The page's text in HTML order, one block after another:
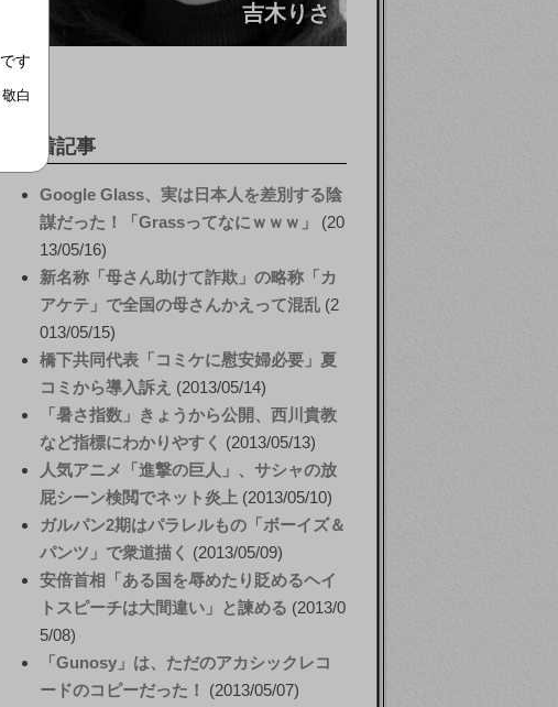
す
白
吉木りさ
新着記事
Google Glass、実は日本人を差別する陰
謀だった！「Grassってなにｗｗｗ」
20
13/05/16
新名称「母さん助けて詐欺」の略称「カ
アケテ」で全国の母さんかえって混乱 2
013/05/15
橋下共同代表「コミケに慰安婦必要」夏
コミから導入訴え
2013/05/14
「暑さ指数」きょうから公開、西川貴教
など指標にわかりやすく
2013/05/13
人気アニメ「進撃の巨人」、サシャの放
屁シーン検閲でネット炎上
2013/05/10
ガルパン2期はパラレルもの「ボーイズ＆
パンツ」で衆道描く
2013/05/09
安倍首相「ある国を辱めたり貶めるヘイ
トスピーチは大間違い」と諫める
2013/0
5/08
「Gunosy」は、ただのアカシックレコ
ードのコピーだった！
2013/05/07